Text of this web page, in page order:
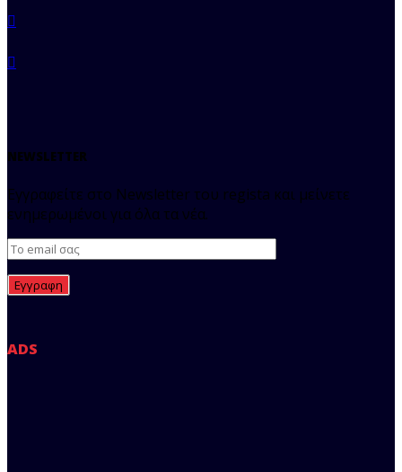
NEWSLETTER
Εγγραφείτε στο Newsletter του regista και μείνετε
ενημερωμένοι για όλα τα νέα.
ADS